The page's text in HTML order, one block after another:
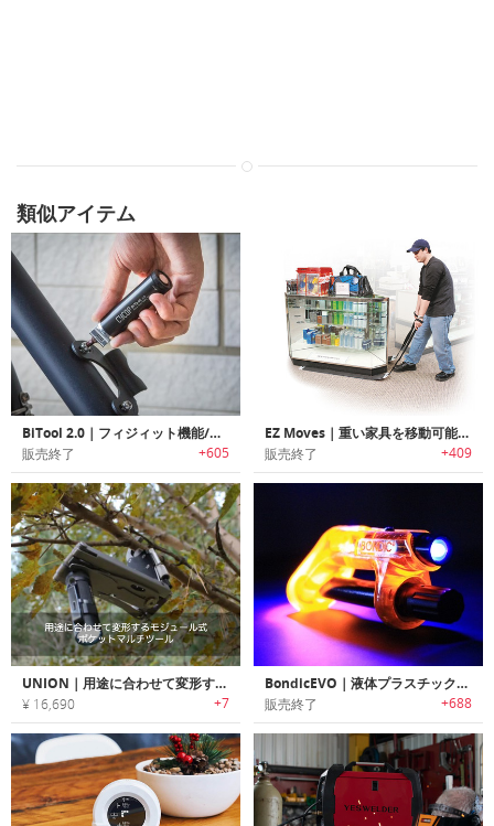
類似アイテム
BiTool 2.0｜フィジィット機能/フラッシュライト付きキーホルダーサイズマルチツール「バイツール2.0」
販売終了 +605
EZ Moves｜重い家具を移動可能にするスライド移動システム「イージームーブ」
販売終了 +409
UNION｜用途に合わせて変形するモジュール式ポケットマルチツール「ユニオン」
¥ 16,690 +7
BondicEVO｜液体プラスチック溶接剤「ボンディックエボ」
販売終了 +688